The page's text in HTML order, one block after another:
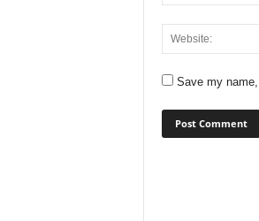
Save my